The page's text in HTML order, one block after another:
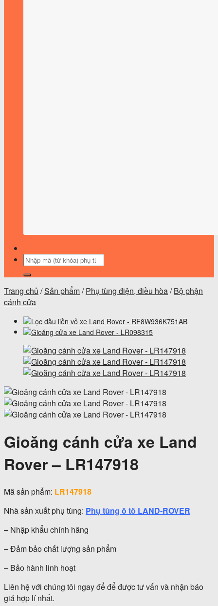
Tìm
Trang chủ /Sản phẩm/ Phụ tùng điện, điều hòa/ Bộ phận
cánh cửa
Gioăng cánh cửa xe Land
Rover – LR147918
Mã sản phẩm: LR147918
Nhà sản xuất phụ tùng: Phụ tùng ô tô LAND-ROVER
– Nhập khẩu chính hãng
– Đảm bảo chất lượng sản phẩm
– Bảo hành linh hoạt
Liên hệ với chúng tôi ngay để để được tư vấn và nhận báo
giá hợp lí nhất.